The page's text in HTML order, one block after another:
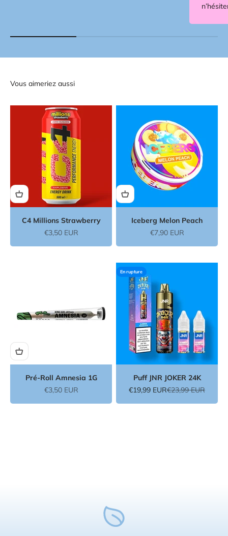
Vous aimeriez aussi
C4 Millions Strawberry
Prix de vente
€3,50 EUR
Iceberg Melon Peach
Prix de vente
€7,90 EUR
Pré-Roll Amnesia 1G
Prix de vente
€3,50 EUR
En rupture
Puff JNR JOKER 24K
Prix de vente
€19,99 EURPrix normal
€23,99 EUR